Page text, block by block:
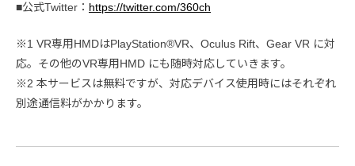
■公式Twitter： https://twitter.com/360ch
※1 VR専用HMDはPlayStation®VR、Oculus Rift、Gear VR に対
応。その他のVR専用HMD にも随時対応していきます。
※2 本サービスは無料ですが、対応デバイス使用時にはそれぞれ
別途通信料がかかります。